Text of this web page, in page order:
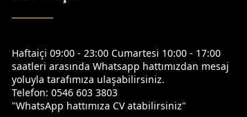
Haftaiçi 09:00 - 23:00 Cumartesi 10:00 - 17:00
saatleri arasında Whatsapp hattımızdan mesaj
yoluyla tarafımıza ulaşabilirsiniz.
Telefon: 0546 603 3803
"WhatsApp hattımıza CV atabilirsiniz"